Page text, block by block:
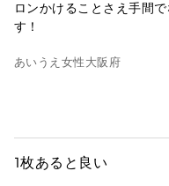
ロンかけることさえ手間
す！
あいうえ 女性 大阪府
1枚あると良い